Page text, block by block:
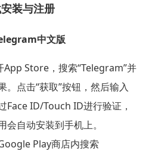
装与注册
中文版
App Store，搜索“Telegram”并
。点击“获取”按钮，然后输入
Face ID/Touch ID进行验证，
自动安装到手机上。
Play商店内搜索